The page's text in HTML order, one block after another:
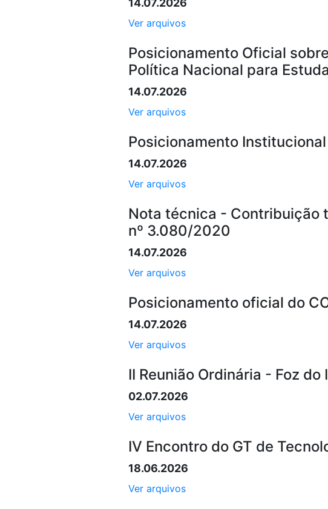
14.07.2026
Ver arquivos
Posicionamento Oficial
Política Nacional para
14.07.2026
Ver arquivos
Posicionamento
14.07.2026
Ver arquivos
Nota técnica - Contribuição
nº 3.080/2020
14.07.2026
Ver arquivos
Posicionamento oficial do
14.07.2026
Ver arquivos
II Reunião Ordinária - Foz do
02.07.2026
Ver arquivos
IV Encontro do GT de
18.06.2026
Ver arquivos